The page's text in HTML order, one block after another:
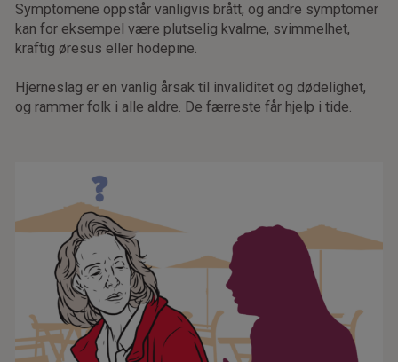
Symptomene oppstår vanligvis brått, og andre symptomer
kan for eksempel være plutselig kvalme, svimmelhet,
kraftig øresus eller hodepine.
Hjerneslag er en vanlig årsak til invaliditet og dødelighet,
og rammer folk i alle aldre. De færreste får hjelp i tide.